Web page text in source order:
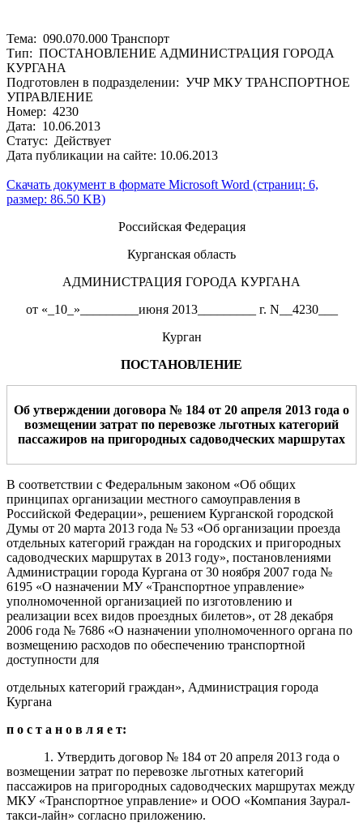
Тема: 090.070.000 Транспорт
Тип: ПОСТАНОВЛЕНИЕ АДМИНИСТРАЦИЯ ГОРОДА
КУРГАНА
Подготовлен в подразделении: УЧР МКУ ТРАНСПОРТНОЕ
УПРАВЛЕНИЕ
Номер: 4230
Дата: 10.06.2013
Статус: Действует
Дата публикации на сайте: 10.06.2013
Скачать документ в формате Microsoft Word (страниц: 6,
размер: 86.50 KB)
Российская Федерация
Курганская область
АДМИНИСТРАЦИЯ ГОРОДА КУРГАНА
от «_10_»_________июня 2013_________ г. N__4230___
Курган
ПОСТАНОВЛЕНИЕ
Об утверждении договора № 184 от 20 апреля 2013 года о
возмещении затрат по перевозке льготных категорий
пассажиров на пригородных садоводческих маршрутах
В соответствии с Федеральным законом «Об общих
принципах организации местного самоуправления в
Российской Федерации», решением Курганской городской
Думы от 20 марта 2013 года № 53 «Об организации проезда
отдельных категорий граждан на городских и пригородных
садоводческих маршрутах в 2013 году», постановлениями
Администрации города Кургана от 30 ноября 2007 года №
6195 «О назначении МУ «Транспортное управление»
уполномоченной организацией по изготовлению и
реализации всех видов проездных билетов», от 28 декабря
2006 года № 7686 «О назначении уполномоченного органа по
возмещению расходов по обеспечению транспортной
доступности для
отдельных категорий граждан», Администрация города
Кургана
п о с т а н о в л я е т:
1. Утвердить договор № 184 от 20 апреля 2013 года о
возмещении затрат по перевозке льготных категорий
пассажиров на пригородных садоводческих маршрутах между
МКУ «Транспортное управление» и ООО «Компания Заурал-
такси-лайн» согласно приложению.